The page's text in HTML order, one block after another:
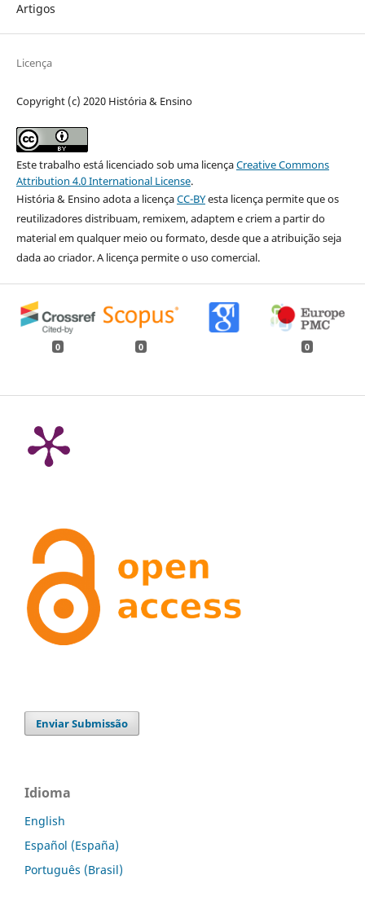
Artigos
Licença
Copyright (c) 2020 História & Ensino
Este trabalho está licenciado sob uma licençaCreative Commons
Attribution 4.0 International License.
História & Ensino adota a licençaCC-BYesta licença permite que os
reutilizadores distribuam, remixem, adaptem e criem a partir do
material em qualquer meio ou formato, desde que a atribuição seja
dada ao criador. A licença permite o uso comercial.
0 0 0
Enviar Submissão
Idioma
English
Español (España)
Português (Brasil)